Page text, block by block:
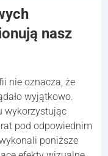
nasz
nie oznacza, że
wyjątkowo.
wykorzystując
pod odpowiednim
poniższe